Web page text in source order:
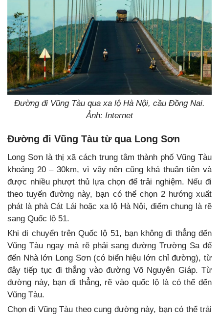
Đường đi Vũng Tàu qua xa lộ Hà Nội, cầu Đồng Nai.
Ảnh: Internet
Đường đi Vũng Tàu từ qua Long Sơn
Long Sơn là thị xã cách trung tâm thành phố Vũng Tàu
khoảng 20 – 30km, vì vậy nên cũng khá thuận tiện và
được nhiều phượt thủ lựa chọn để trải nghiệm. Nếu đi
theo tuyến đường này, bạn có thể chọn 2 hướng xuất
phát là phà Cát Lái hoặc xa lộ Hà Nội, điểm chung là rẽ
sang Quốc lộ 51.
Khi di chuyển trên Quốc lộ 51, bạn không đi thẳng đến
Vũng Tàu ngay mà rẽ phải sang đường Trường Sa để
đến Nhà lớn Long Sơn (có biển hiệu lớn chỉ đường), từ
đây tiếp tục đi thẳng vào đường Võ Nguyên Giáp. Từ
đường này, bạn đi thẳng, rẽ vào quốc lộ là có thể đến
Vũng Tàu.
Chọn đi Vũng Tàu theo cung đường này, bạn có thể trải